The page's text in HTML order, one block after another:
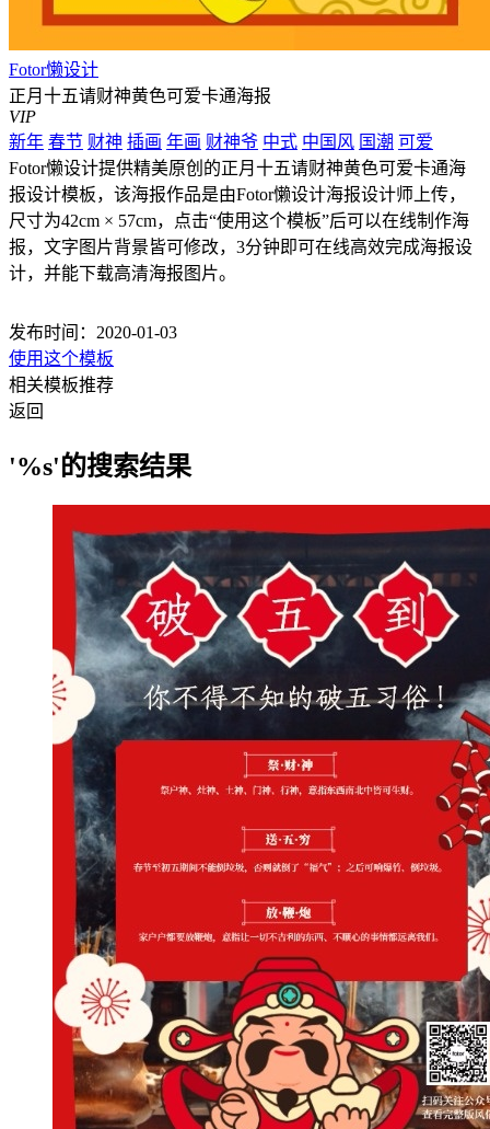
Fotor懒设计
正月十五请财神黄色可爱卡通海报
VIP
新年 春节 财神 插画 年画 财神爷 中式 中国风 国潮 可爱
Fotor懒设计提供精美原创的正月十五请财神黄色可爱卡通海
报设计模板，该海报作品是由Fotor懒设计海报设计师上传，
尺寸为42cm × 57cm，点击“使用这个模板”后可以在线制作海
报，文字图片背景皆可修改，3分钟即可在线高效完成海报设
计，并能下载高清海报图片。
发布时间：2020-01-03
使用这个模板
相关模板推荐
返回
'%s'的搜索结果